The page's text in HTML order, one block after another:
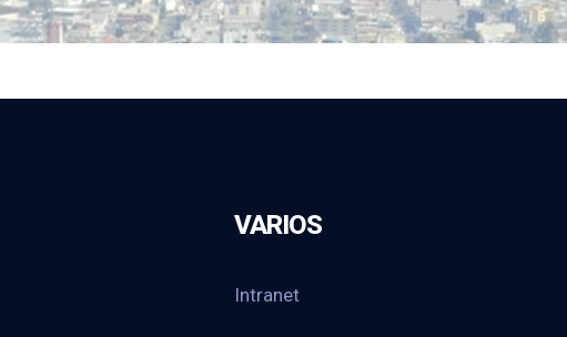
VARIOS
Intranet